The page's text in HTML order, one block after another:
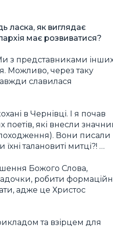
ласка, як виглядає
має розвиватися?
з представниками
Можливо, через таку
славилася
в Чернівці. І я почав
поетів, які внесли
Вони писали
талановиті митці?! …
Божого Слова,
робити
адже це Христос
та взірцем для